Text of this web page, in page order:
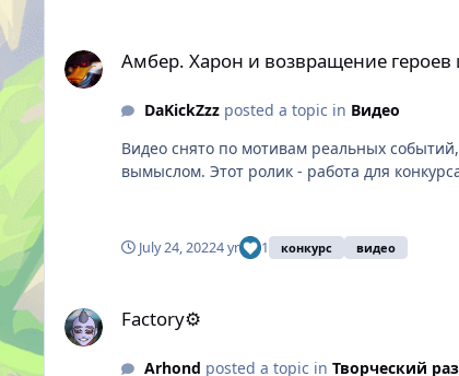
Амбер. Харон и возвращение героев
DaKickZzzposted a topic in Видео
Видео снято по мотивам реальных
вымыслом. Этот ролик - работа для конкурса, однако выходит далеко за его границы. Наша история призвана показать всем игрокам, как используя богатый мир
July 24, 20224 yr 1 конкурс видео
Factory⚙
Arhond posted a topic in Творческий